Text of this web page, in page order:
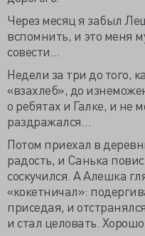
Через месяц я забыл
вспомнить, и это меня
совести...
Недели за три до того,
«взахлеб», до
о ребятах и Галке, и не
раздражался...
Потом приехал в
радость, и Санька
соскучился. А Алешка
«кокетничал»:
приседая, и
и стал целовать.